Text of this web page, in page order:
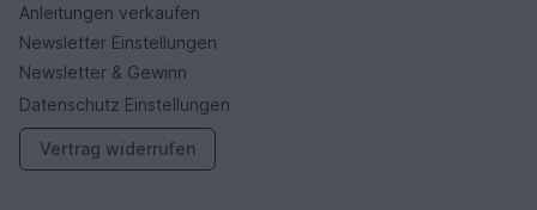
Anleitungen verkaufen
Newsletter Einstellungen
Newsletter & Gewinn
Datenschutz Einstellungen
Vertrag widerrufen